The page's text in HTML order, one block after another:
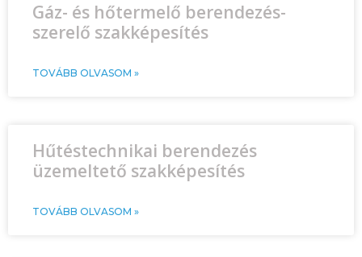
Gáz- és hőtermelő berendezés-
szerelő szakképesítés
TOVÁBB OLVASOM »
Hűtéstechnikai berendezés
üzemeltető szakképesítés
TOVÁBB OLVASOM »